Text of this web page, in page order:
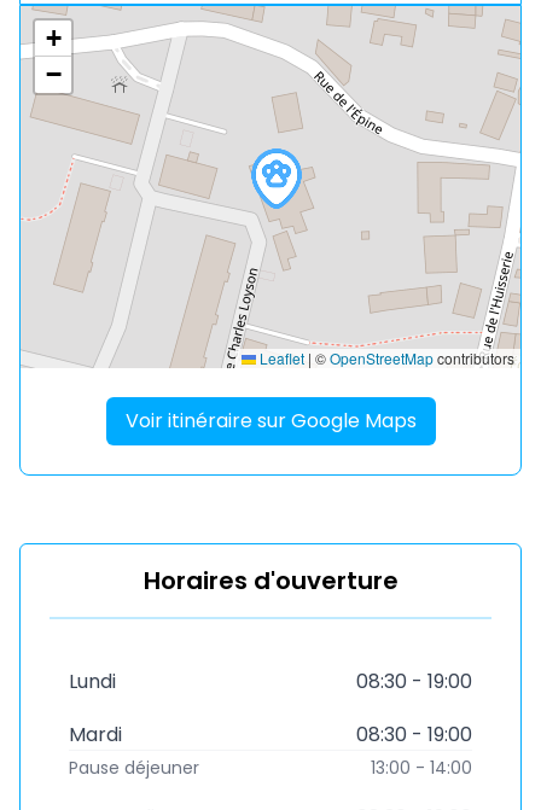
+
−
Leaflet | ©OpenStreetMapcontributors
Voir itinéraire sur Google Maps
Horaires d'ouverture
Lundi
08:30 - 19:00
Mardi
08:30 - 19:00
Pause déjeuner 13:00 - 14:00